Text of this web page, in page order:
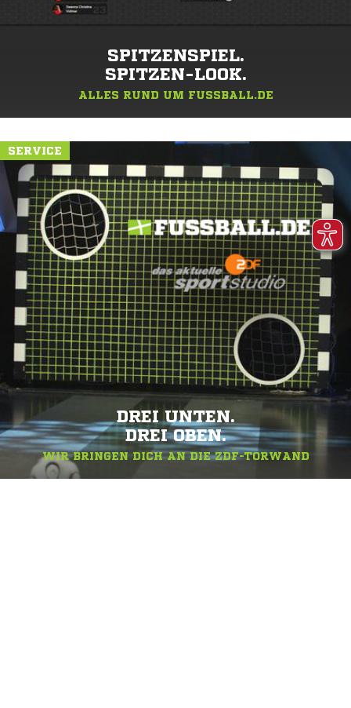
SPITZENSPIEL.
SPITZEN-LOOK.
ALLES RUND UM FUSSBALL.DE
SERVICE
DREI UNTEN.
DREI OBEN.
WIR BRINGEN DICH AN DIE ZDF-TORWAND